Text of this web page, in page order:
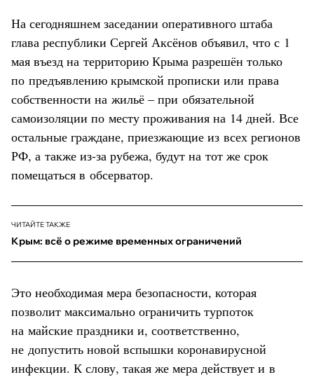
На сегодняшнем заседании оперативного штаба
глава республики Сергей Аксёнов объявил, что с 1
мая въезд на территорию Крыма разрешён только
по предъявлению крымской прописки или права
собственности на жильё – при обязательной
самоизоляции по месту проживания на 14 дней. Все
остальные граждане, приезжающие из всех регионов
РФ, а также из-за рубежа, будут на тот же срок
помещаться в обсерватор.
ЧИТАЙТЕ ТАКЖЕ
Крым: всё о режиме временных ограничений
Это необходимая мера безопасности, которая
позволит максимально ограничить турпоток
на майские праздники и, соответственно,
не допустить новой вспышки коронавирусной
инфекции. К слову, такая же мера действует и в